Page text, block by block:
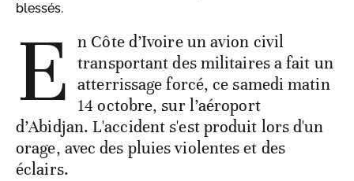
blessés.
E n Côte d’Ivoire un avion civil
transportant des militaires a fait un
atterrissage forcé, ce samedi matin
14 octobre, sur l’aéroport
d’Abidjan. L'accident s'est produit lors d'un
orage, avec des pluies violentes et des
éclairs.